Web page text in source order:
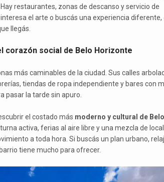
restaurantes, zonas de descanso y servicio de
el arte o buscás una experiencia diferente,
llegás.
corazón social de Belo Horizonte
más caminables de la ciudad. Sus calles
tiendas de ropa independiente y bares con
pasar la tarde sin apuro.
el costado más moderno y cultural de Belo
activa, ferias al aire libre y una mezcla de
a toda hora. Si buscás un plan urbano,
tiene mucho para ofrecer.